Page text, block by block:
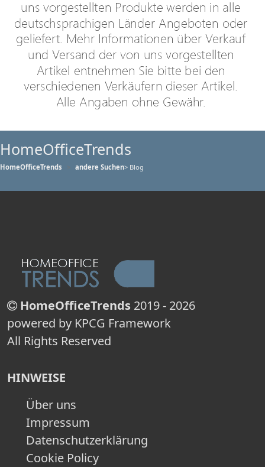
HomeOfficeTrends
HomeOfficeTrends andere Suchen> Blog
HomeOfficeTrends 2019 - 2026
powered by KPCG Framework
All Rights Reserved
HINWEISE
Über uns
Impressum
Datenschutzerklärung
Cookie Policy